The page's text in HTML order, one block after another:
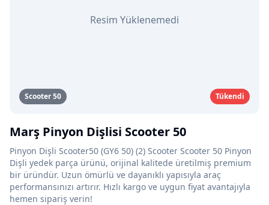
Scooter 50 Tükendi
Resim Yüklenemedi
Marş Pinyon Dişlisi Scooter 50
Pinyon Dişli Scooter50 (GY6 50) (2) Scooter Scooter 50 Pinyon
Dişli yedek parça ürünü, orijinal kalitede üretilmiş premium
bir üründür. Uzun ömürlü ve dayanıklı yapısıyla araç
performansınızı artırır. Hızlı kargo ve uygun fiyat avantajıyla
hemen sipariş verin!